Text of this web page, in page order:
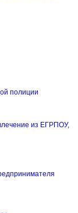
полиции
из ЕГРПОУ,